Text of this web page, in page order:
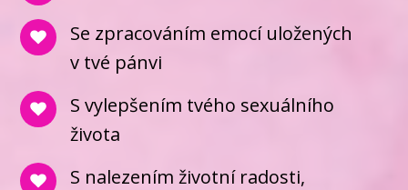
Se zpracováním emocí uložených
v tvé pánvi
S vylepšením tvého sexuálního
života
S nalezením životní radosti,